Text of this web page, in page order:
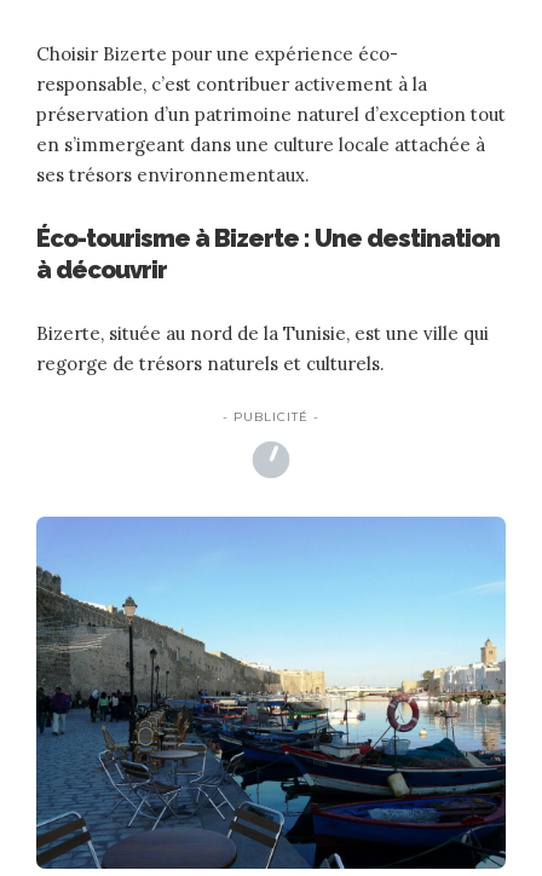
Choisir Bizerte pour une expérience éco-
responsable, c’est contribuer activement à la
préservation d’un patrimoine naturel d’exception tout
en s’immergeant dans une culture locale attachée à
ses trésors environnementaux.
Éco-tourisme à Bizerte : Une destination
à découvrir
Bizerte, située au nord de la Tunisie, est une ville qui
regorge de trésors naturels et culturels.
- PUBLICITÉ -